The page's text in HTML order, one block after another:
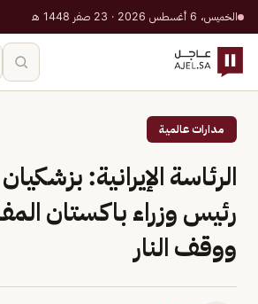
الخميس، 6 أغسطس 2026 · 23 صفر 1448 هـ
مدارات عالمية
الرئاسة الإيرانية:
رئيس وزراء باكستان
ووقف النار